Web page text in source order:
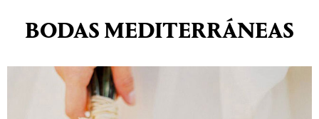
BODAS MEDITERRÁNEAS